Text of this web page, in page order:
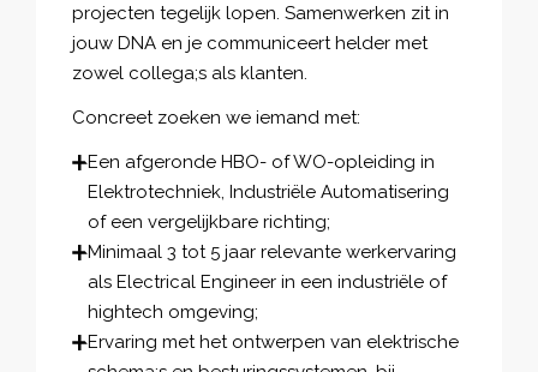
projecten tegelijk lopen. Samenwerken zit in
jouw DNA en je communiceert helder met
zowel collega;s als klanten.
Concreet zoeken we iemand met:
Een afgeronde HBO- of WO-opleiding in
Elektrotechniek, Industriële Automatisering
of een vergelijkbare richting;
Minimaal 3 tot 5 jaar relevante werkervaring
als Electrical Engineer in een industriële of
hightech omgeving;
Ervaring met het ontwerpen van elektrische